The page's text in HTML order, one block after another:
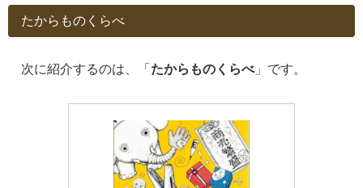
たからものくらべ
次に紹介するのは、「 たからものくらべ」です。